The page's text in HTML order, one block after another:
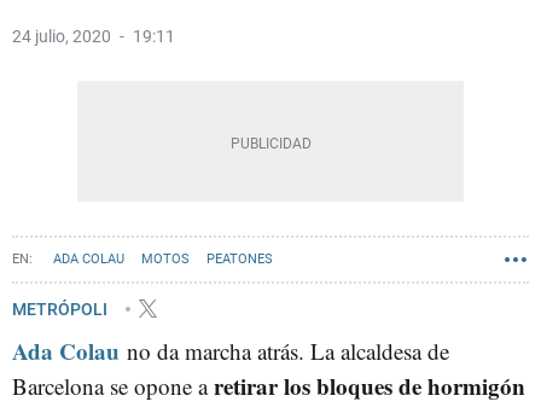
24 julio, 2020 19:11
ADA COLAU MOTOS PEATONES
AYUNTAMIENTO DE BARCELONA
METRÓPOLI
Ada Colau no da marcha atrás. La alcaldesa de
Barcelona se opone aretirar los bloques de hormigón